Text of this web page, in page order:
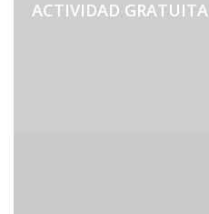
ACTIVIDAD GRATUITA